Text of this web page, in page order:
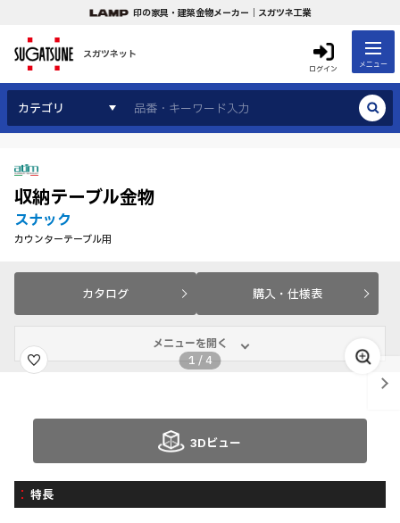
印の家具・建築金物メーカー｜スガツネ工業
スガツネット
ログイン メニュー
カテゴリ
収納テーブル金物
スナック
カウンターテーブル用
カタログ 購入・仕様表
メニューを開く
1 /4
3Dビュー
特長